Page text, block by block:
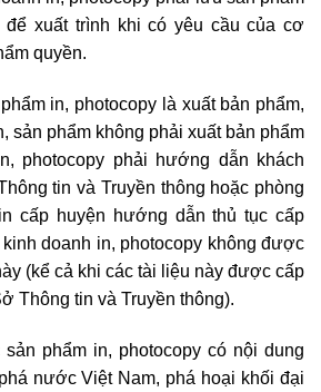
xuất trình khi có yêu cầu của cơ
quyền.
in, photocopy là xuất bản phẩm,
sản phẩm không phải xuất bản phẩm
photocopy phải hướng dẫn khách
tin và Truyền thông hoặc phòng
cấp huyện hướng dẫn thủ tục cấp
doanh in, photocopy không được
(kể cả khi các tài liệu này được cấp
Thông tin và Truyền thông).
phẩm in, photocopy có nội dung
nước Việt Nam, phá hoại khối đại